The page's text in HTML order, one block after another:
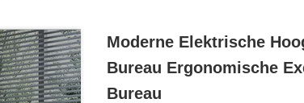
Moderne Elektrische
Bureau Ergonomische
Bureau